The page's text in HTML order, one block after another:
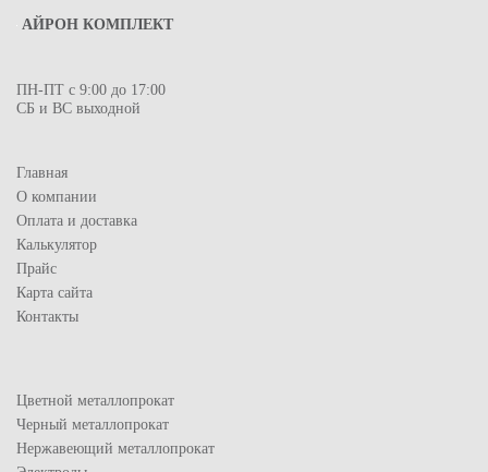
АЙРОН КОМПЛЕКТ
ПН-ПТ с 9:00 до 17:00
СБ и ВС выходной
Главная
О компании
Оплата и доставка
Калькулятор
Прайс
Карта сайта
Контакты
Цветной металлопрокат
Черный металлопрокат
Нержавеющий металлопрокат